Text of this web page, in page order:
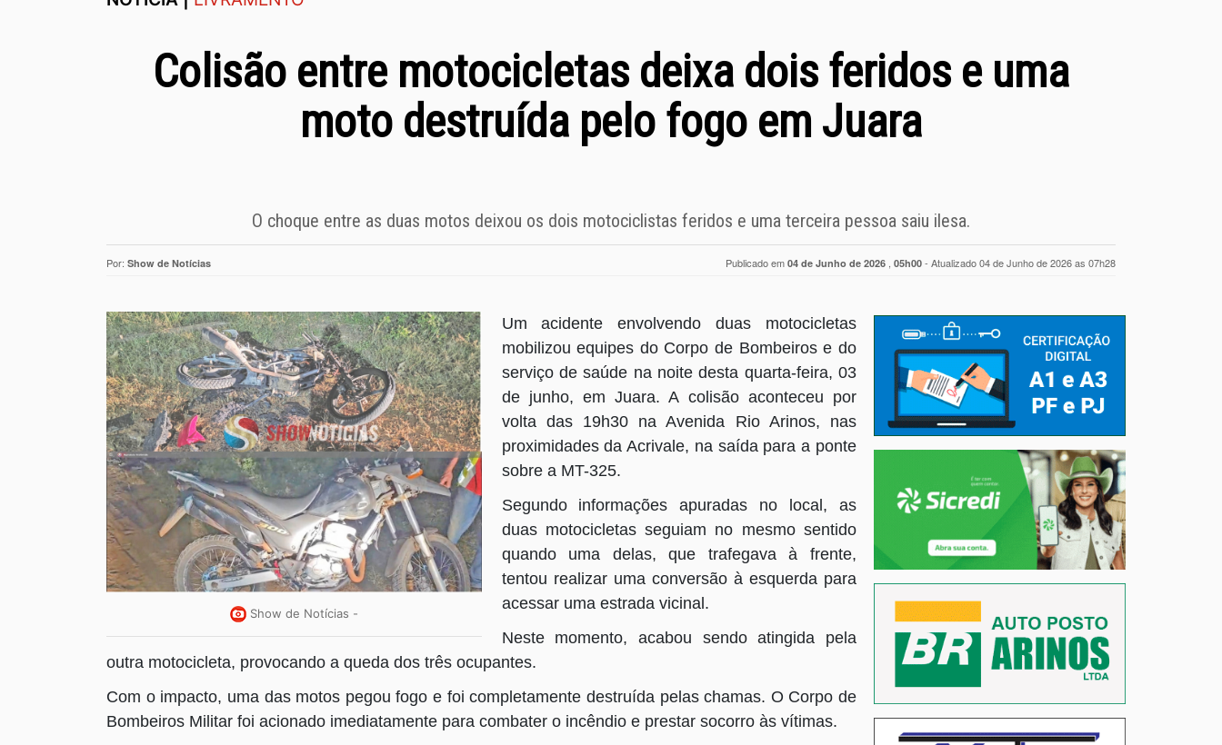
Colisão entre motocicletas deixa dois feridos e uma
moto destruída pelo fogo em Juara
O choque entre as duas motos deixou os dois motociclistas feridos e uma terceira pessoa saiu ilesa.
Por: Show de Notícias Publicado em 04 de Junho de 2026 05h00 - Atualizado 04 de Junho de 2026 as 07h28
Show de Notícias -
Um acidente envolvendo duas motocicletas
mobilizou equipes do Corpo de Bombeiros e do
serviço de saúde na noite desta quarta-feira, 03
de junho, em Juara. A colisão aconteceu por
volta das 19h30 na Avenida Rio Arinos, nas
proximidades da Acrivale, na saída para a ponte
sobre a MT-325.
Segundo informações apuradas no local, as
duas motocicletas seguiam no mesmo sentido
quando uma delas, que trafegava à frente,
tentou realizar uma conversão à esquerda para
acessar uma estrada vicinal.
Neste momento, acabou sendo atingida pela
outra motocicleta, provocando a queda dos três ocupantes.
Com o impacto, uma das motos pegou fogo e foi completamente destruída pelas chamas. O Corpo de
Bombeiros Militar foi acionado imediatamente para combater o incêndio e prestar socorro às vítimas.